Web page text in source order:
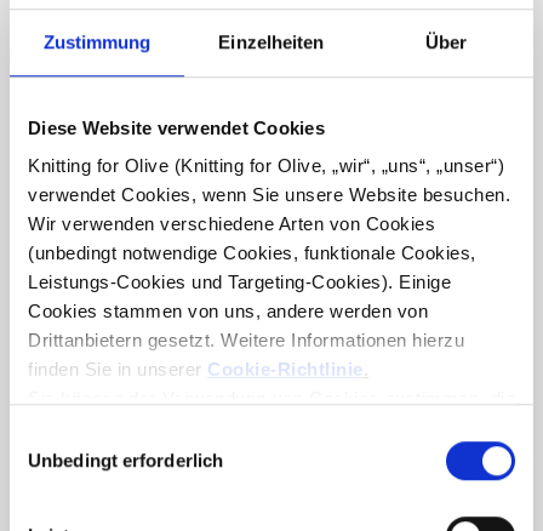
Zustimmung Einzelheiten Über
Diese Website verwendet Cookies
Knitting for Olive (Knitting for Olive, „wir“, „uns“, „unser“)
verwendet Cookies, wenn Sie unsere Website besuchen.
Wir verwenden verschiedene Arten von Cookies
(unbedingt notwendige Cookies, funktionale Cookies,
Leistungs-Cookies und Targeting-Cookies). Einige
Cookies stammen von uns, andere werden von
Drittanbietern gesetzt. Weitere Informationen hierzu
finden Sie in unserer Cookie-Richtlinie.
Ihre Zustimmung bedeutet, dass Cookies gesetzt werden
dürfen und dass wir als Verantwortlicher Ihre
personenbezogenen Daten für die unten genannten
mitUnbedingt erforderlich
KNITTING FOR OLIVE
PURE SILK WATERMELON
SALE PRICE
€9,80
KNITTING FOR OLIVE
PURE SILK - RHUBARB
SALE PRICE
€9,80